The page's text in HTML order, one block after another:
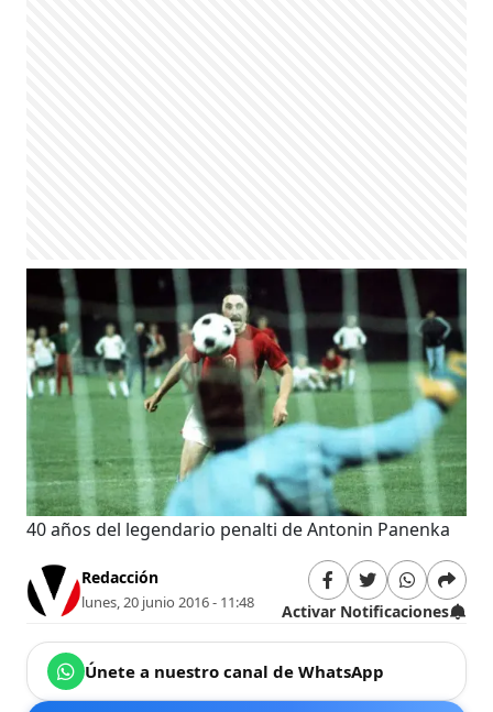
40 años del legendario penalti de Antonin Panenka
Redacción
lunes, 20 junio 2016 - 11:48 Activar Notificaciones
Únete a nuestro canal de WhatsApp